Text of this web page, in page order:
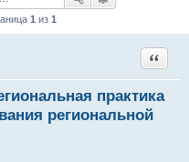
1 из 1
практика
региональной
Цитата